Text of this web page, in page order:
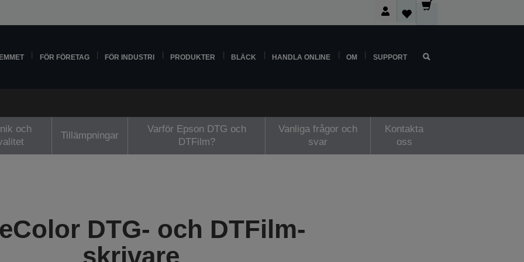
FÖR FÖRETAG FÖR INDUSTRI PRODUKTER BLÄCK HANDLA ONLINE OM SUPPORT
och
Tillämpningar
Varför Epson DTG och
DTFilm?
Vanliga frågor och
svar
Kontakta
oss
DTG- och DTFilm-
skrivare